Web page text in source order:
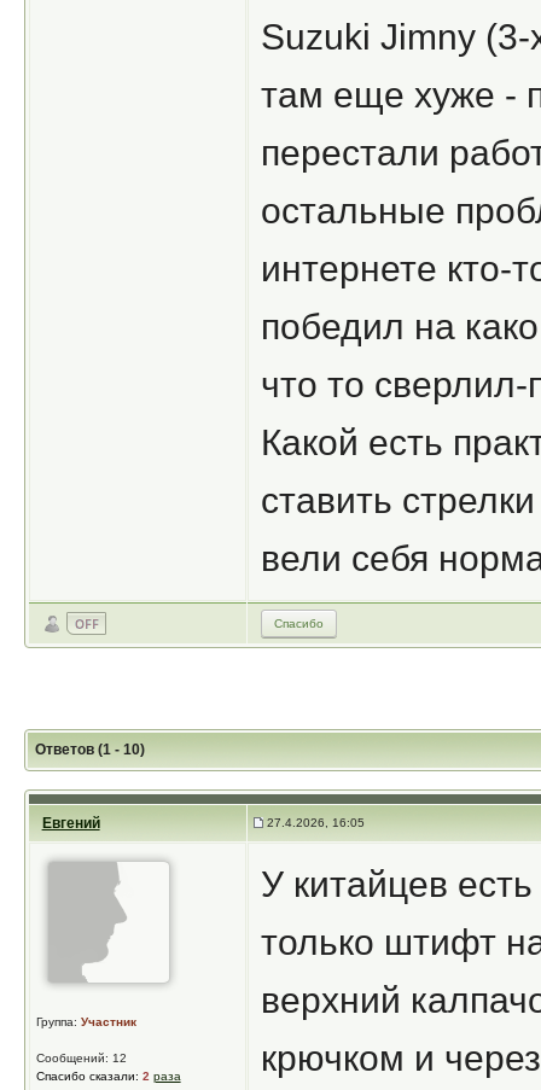
Suzuki Jimny
там еще хуже -
перестали
остальные
интернете кто-
победил на
что то
Какой есть
ставить
вели себя
Спасибо
Ответов (1 - 10)
Евгений 27.4.2026, 16:05
Группа: Участник
Сообщений: 12
Спасибо сказали: 2 раза
У китайцев
только штифт
верхний
крючком и